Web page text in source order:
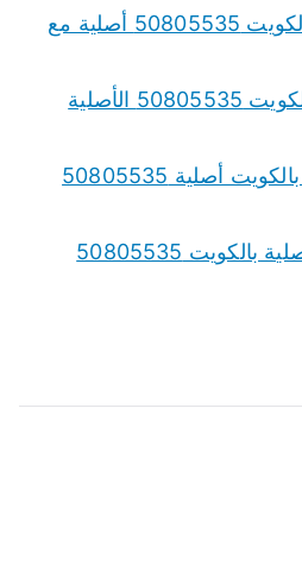
قطع غيار دومي Domi الكويت 50805535 أصلية مع
قطع غيار جيلي Geely الكويت 50805535 الأصلية
قطع غيار جيتور Jetour بالكويت أصلية 50805535
قطع غيار بايك BAIC الأصلية بالكويت 50805535